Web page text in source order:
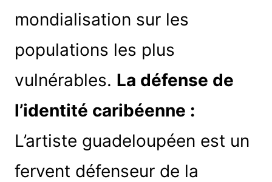
mondialisation sur les
populations les plus
vulnérables. La défense de
l’identité caribéenne :
L’artiste guadeloupéen est un
fervent défenseur de la